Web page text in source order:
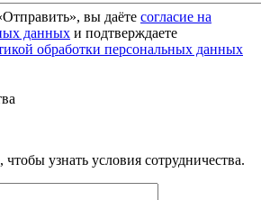
вы даёте согласие на
данных и подтверждаете
обработки персональных данных
узнать условия сотрудничества.